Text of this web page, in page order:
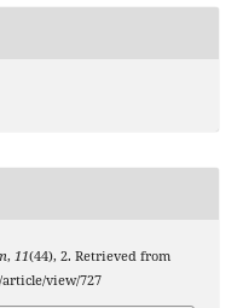
, 11(44), 2. Retrieved from
view/727